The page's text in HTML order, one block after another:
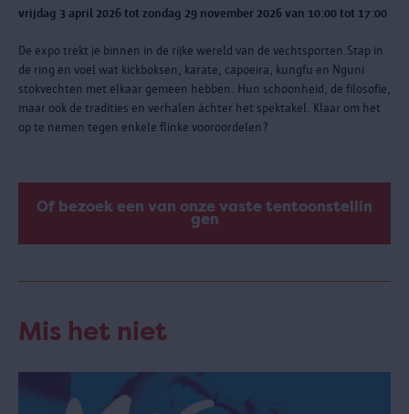
vrijdag 3 april 2026 tot zondag 29 november 2026 van 10:00 tot 17:00
De expo trekt je binnen in de rijke wereld van de vechtsporten.Stap in
de ring en voel wat kickboksen, karate, capoeira, kungfu en Nguni
stokvechten met elkaar gemeen hebben. Hun schoonheid, de filosofie,
maar ook de tradities en verhalen áchter het spektakel. Klaar om het
op te nemen tegen enkele flinke vooroordelen?
Of bezoek een van onze vaste tentoonstellin
gen
Mis het niet